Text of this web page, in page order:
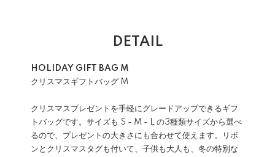
DETAIL
HOLIDAY GIFT BAG M
クリスマスギフトバッグ M
クリスマスプレゼントを手軽にグレードアップできるギフ
トバッグです。サイズも S - M - L の3種類サイズから選べ
るので、プレゼントの大きさにも合わせて使えます。リボ
ンとクリスマスタグも付いて、子供も大人も、冬の特別な